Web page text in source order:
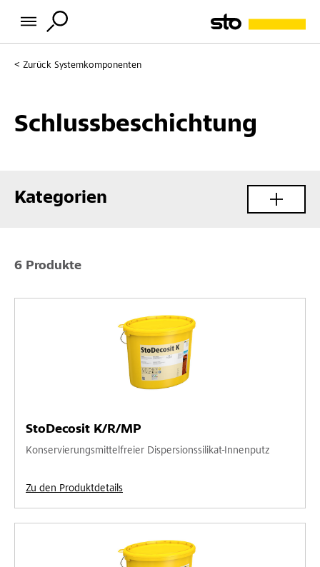
Zurück Systemkomponenten
Schlussbeschichtung
Kategorien
6 Produkte
StoDecosit K/R/MP
Konservierungsmittelfreier Dispersionssilikat-Innenputz
Zu den Produktdetails